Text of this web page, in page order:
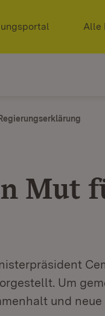
(Öffnet in
Alle
Regierungserklärung
Mut
Um
und neue